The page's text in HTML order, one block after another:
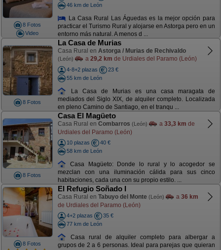
8 Fotos
Video
46 km de León
La Casa Rural Las Águedas es la mejor opción para
practicar el Turismo Rural y alojarse en Astorga pero en un
entorno más natural. A menos d ...
8 Fotos
La Casa de Murias
Casa Rural en Astorga / Murias de Rechivaldo
(León) a 29,2 km de Urdiales del Paramo (León)
4-8+2 plazas
23 €
55 km de León
La Casa de Murias es una casa maragata de
mediados del Siglo XIX, de alquiler completo. Localizada
en pleno Camino de Santiago, en el tranqu ...
8 Fotos
Casa El Magüeto
Casa Rural en Combarros (León) a 33,3 km de
Urdiales del Paramo (León)
10 plazas
40 €
58 km de León
Casa Magüeto: Donde lo rural y lo acogedor se
mezclan con una iluminación cálida para sus cinco
habitaciones, cada una con su propio estilo. ...
8 Fotos
El Refugio Soñado I
Casa Rural en Tabuyo del Monte (León) a 36 km
de Urdiales del Paramo (León)
4+2 plazas
35 €
77 km de León
Casa rural de alquiler completo para albergar a
grupos de 2 a 6 personas. Ideal para parejas que quieran